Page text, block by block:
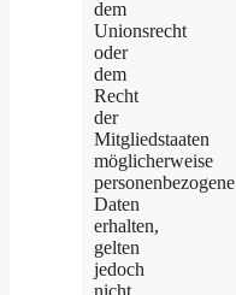
dem
Unionsrecht
oder
dem
Recht
der
Mitgliedstaaten
möglicherweise
personenbezogene
Daten
erhalten,
gelten
jedoch